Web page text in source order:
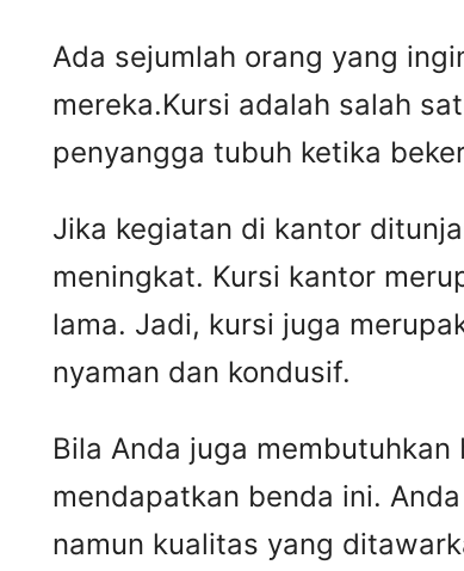
Ada sejumlah orang yang
mereka.Kursi adalah salah
penyangga tubuh ketika
Jika kegiatan di kantor
meningkat. Kursi kantor
lama. Jadi, kursi juga
nyaman dan kondusif.
Bila Anda juga
mendapatkan benda ini.
namun kualitas yang